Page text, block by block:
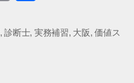
p
,診断士, 実務補習, 大阪,価値ス